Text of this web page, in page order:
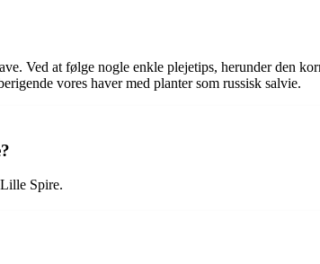
Ved at følge nogle enkle plejetips, herunder den
vores haver med planter som russisk salvie.
Spire.